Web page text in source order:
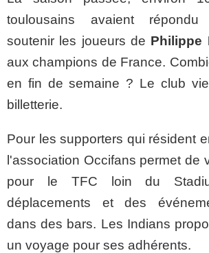
toulousains avaient
soutenir les joueurs de Philippe
aux champions de France.
en fin de semaine ? Le club
billetterie.
Pour les supporters qui résident
l'association Occifans permet de
pour le TFC loin du
déplacements et des
dans des bars. Les Indians
un voyage pour ses adhérents.